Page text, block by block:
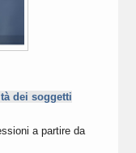
dei soggetti
a partire da